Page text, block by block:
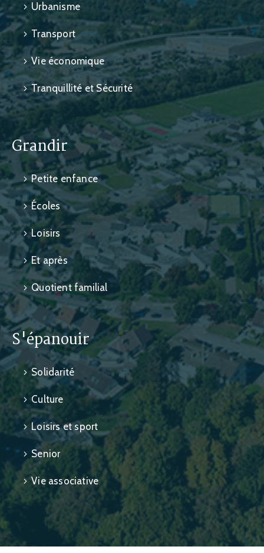
Urbanisme
Transport
Vie économique
Tranquillité et Sécurité
Grandir
Petite enfance
Écoles
Loisirs
Et après
Quotient familial
S'épanouir
Solidarité
Culture
Loisirs et sport
Senior
Vie associative